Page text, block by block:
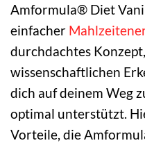
Amformula® Diet
einfacher
durchdachtes
wissenschaftlichen
dich auf deinem Weg
optimal unterstützt.
Vorteile, die